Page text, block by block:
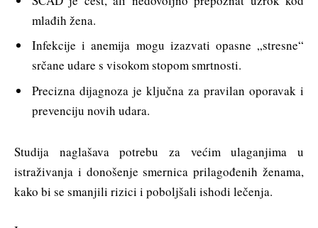
mlađih žena.
Infekcije i anemija mogu izazvati opasne „stresne“
srčane udare s visokom stopom smrtnosti.
Precizna dijagnoza je ključna za pravilan oporavak i
prevenciju novih udara.
Studija naglašava potrebu za većim ulaganjima u
istraživanja i donošenje smernica prilagođenih ženama,
kako bi se smanjili rizici i poboljšali ishodi lečenja.